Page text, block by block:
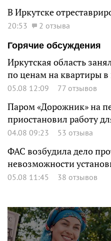
В Иркутске
20:53
2 отзыва
Горячие обсуждения
Иркутская область
по ценам на квартиры в
05.08 12:09 77 отзывов
Паром «Дорожник» на
приостановил работу
04.08 09:23 53 отзыва
ФАС возбудила дело
невозможности
05.08 11:45 38 отзывов